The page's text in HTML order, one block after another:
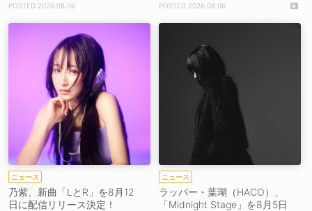
2026.08.06 2026.08.06
ニュース
乃紫、新曲「LとR」を8月12
日に配信リリース決定！
ニュース
ラッパー・葉瑚（HACO）、
「Midnight Stage」を8月5日